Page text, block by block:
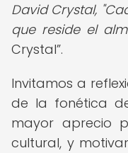
David Crystal,
que reside el
Crystal .
Invitamos a
de la fonética
mayor aprecio
cultural, y